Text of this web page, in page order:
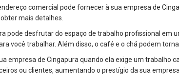
comercial pode fornecer à sua empresa de
mais detalhes.
pode desfrutar do espaço de trabalho profissional em
você trabalhar. Além disso, o café e o chá podem
empresa de Cingapura quando ela exige um trabalho
ou clientes, aumentando o prestígio da sua